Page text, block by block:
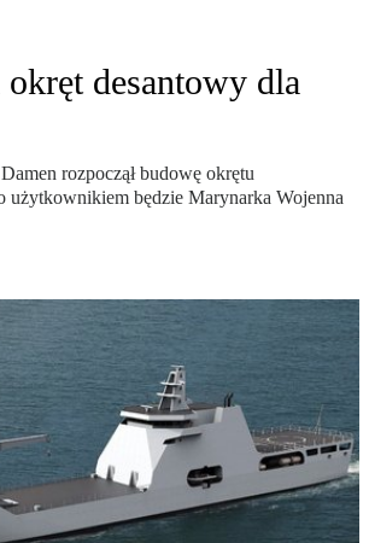
okręt desantowy dla
rozpoczął budowę okrętu
użytkownikiem będzie Marynarka Wojenna